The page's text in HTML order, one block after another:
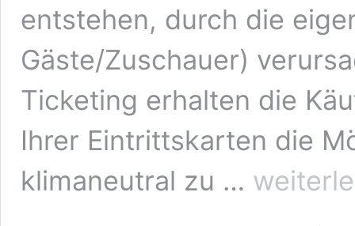
entstehen, durch die
Gäste/Zuschauer)
Ticketing erhalten die
Ihrer Eintrittskarten die
klimaneutral zu …
Klimaneutrale
Veranstaltungen